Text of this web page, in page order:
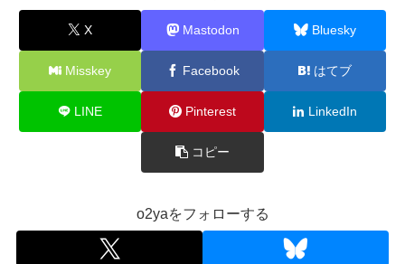
X Mastodon Bluesky
Misskey Facebook はてブ
LINE Pinterest LinkedIn
コピー
o2yaをフォローする